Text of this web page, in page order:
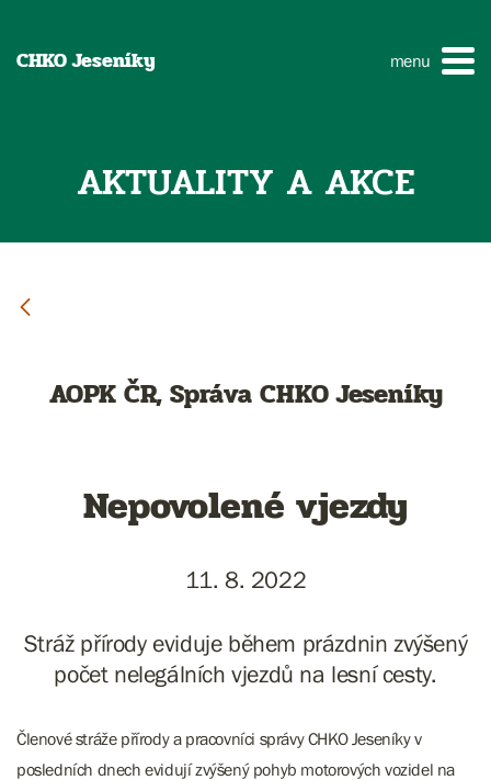
CHKO Jeseníky menu
AKTUALITY A AKCE
AOPK ČR, Správa CHKO Jeseníky
Nepovolené vjezdy
11. 8. 2022
Stráž přírody eviduje během prázdnin zvýšený
počet nelegálních vjezdů na lesní cesty.
Členové stráže přírody a pracovníci správy CHKO Jeseníky v
posledních dnech evidují zvýšený pohyb motorových vozidel na